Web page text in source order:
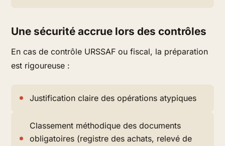
Une sécurité accrue lors des contrôles
En cas de contrôle URSSAF ou fiscal, la préparation
est rigoureuse :
Justification claire des opérations atypiques
Classement méthodique des documents
obligatoires (registre des achats, relevé de